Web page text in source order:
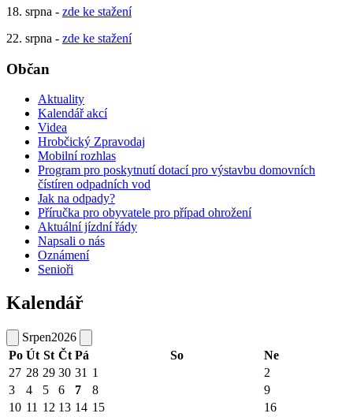
18. srpna - zde ke stažení
22. srpna - zde ke stažení
Občan
Aktuality
Kalendář akcí
Videa
Hrobčický Zpravodaj
Mobilní rozhlas
Program pro poskytnutí dotací pro výstavbu domovních
čístíren odpadních vod
Jak na odpady?
Příručka pro obyvatele pro případ ohrožení
Aktuální jízdní řády
Napsali o nás
Oznámení
Senioři
Kalendář
Srpen2026
Po Út St Čt Pá So
Ne
27 28 29 30 31 1
2
3
4 5 6 7 8
9
10 11 12 13 14 15
16